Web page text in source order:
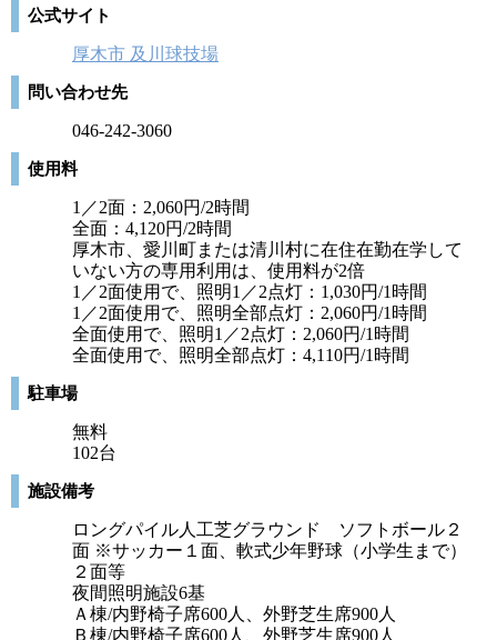
公式サイト
厚木市 及川球技場
問い合わせ先
046-242-3060
使用料
1／2面：2,060円/2時間
全面：4,120円/2時間
厚木市、愛川町または清川村に在住在勤在学して
いない方の専用利用は、使用料が2倍
1／2面使用で、照明1／2点灯：1,030円/1時間
1／2面使用で、照明全部点灯：2,060円/1時間
全面使用で、照明1／2点灯：2,060円/1時間
全面使用で、照明全部点灯：4,110円/1時間
駐車場
無料
102台
施設備考
ロングパイル人工芝グラウンド ソフトボール２
面 ※サッカー１面、軟式少年野球（小学生まで）
２面等
夜間照明施設6基
Ａ棟/内野椅子席600人、外野芝生席900人
Ｂ棟/内野椅子席600人、外野芝生席900人